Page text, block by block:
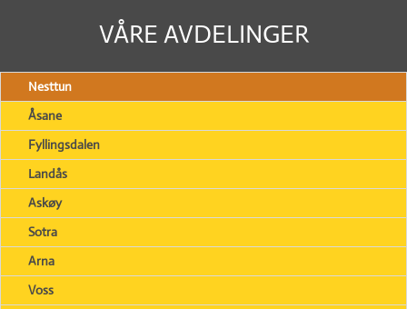
VÅRE AVDELINGER
Nesttun
Åsane
Fyllingsdalen
Landås
Askøy
Sotra
Arna
Voss